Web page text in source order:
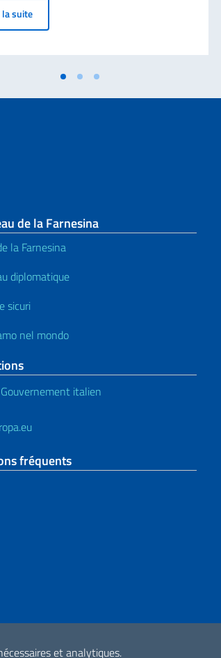
et analytiques.
la suiteVoix du Monde Quantique – Célébration de
de la Farnesina
la Farnesina
diplomatique
sicuri
nel mondo
italien
fréquents
2026 Droits